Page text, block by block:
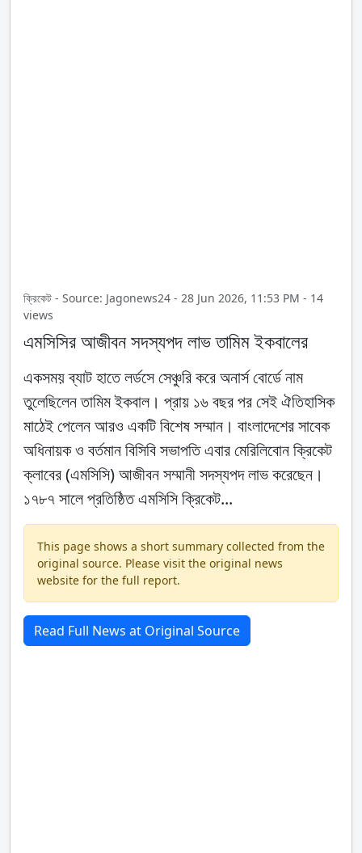
ক্রিকেট - Source: Jagonews24 - 28 Jun 2026, 11:53 PM - 14
views
এমসিসির আজীবন সদস্যপদ লাভ তামিম ইকবালের
একসময় ব্যাট হাতে লর্ডসে সেঞ্চুরি করে অনার্স বোর্ডে নাম
তুলেছিলেন তামিম ইকবাল। প্রায় ১৬ বছর পর সেই ঐতিহাসিক
মাঠেই পেলেন আরও একটি বিশেষ সম্মান। বাংলাদেশের সাবেক
অধিনায়ক ও বর্তমান বিসিবি সভাপতি এবার মেরিলিবোন ক্রিকেট
ক্লাবের (এমসিসি) আজীবন সম্মানী সদস্যপদ লাভ করেছেন।
১৭৮৭ সালে প্রতিষ্ঠিত এমসিসি ক্রিকেট...
This page shows a short summary collected from the
original source. Please visit the original news
website for the full report.
Read Full News at Original Source